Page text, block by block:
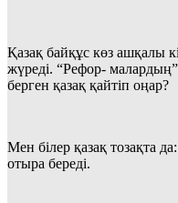
Қазақ байқұс көз ашқалы
жүреді. “Рефор-
берген қазақ қайтіп оңар?
Мен білер қазақ тозақта
отыра береді.